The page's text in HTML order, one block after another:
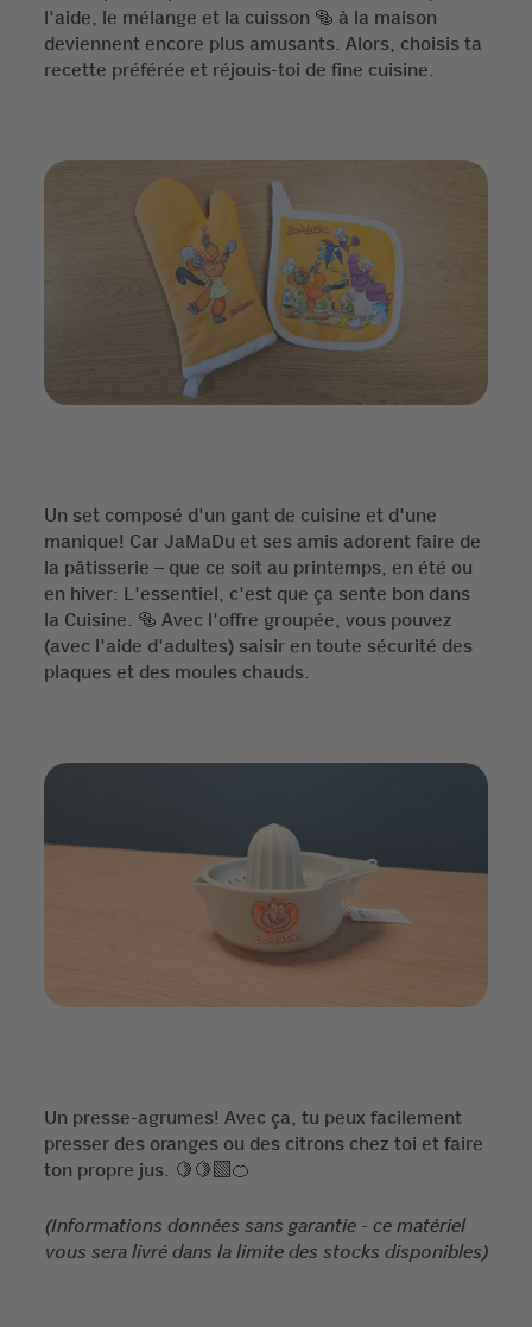
l'aide, le mélange et la cuisson 🥯 à la maison
deviennent encore plus amusants. Alors, choisis ta
recette préférée et réjouis-toi de fine cuisine.
Un set composé d'un gant de cuisine et d'une
manique! Car JaMaDu et ses amis adorent faire de
la pâtisserie – que ce soit au printemps, en été ou
en hiver: L'essentiel, c'est que ça sente bon dans
la Cuisine. 🥯 Avec l'offre groupée, vous pouvez
(avec l'aide d'adultes) saisir en toute sécurité des
plaques et des moules chauds.
Un presse-agrumes! Avec ça, tu peux facilement
presser des oranges ou des citrons chez toi et faire
ton propre jus. 🍋🍋‍🟩🍊
(Informations données sans garantie - ce matériel
vous sera livré dans la limite des stocks disponibles)